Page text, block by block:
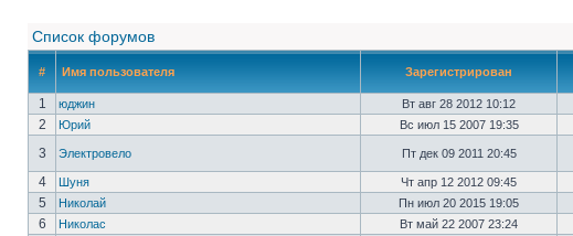
Список форумов
# Имя пользователя Зарегистрирован
1 юджин Вт авг 28 2012 10:12
2
Юрий Вс июл 15 2007 19:35
3
Электровело Пт дек 09 2011 20:45
4
Шуня Чт апр 12 2012 09:45
5
Николай Пн июл 20 2015 19:05
6
Николас Вт май 22 2007 23:24